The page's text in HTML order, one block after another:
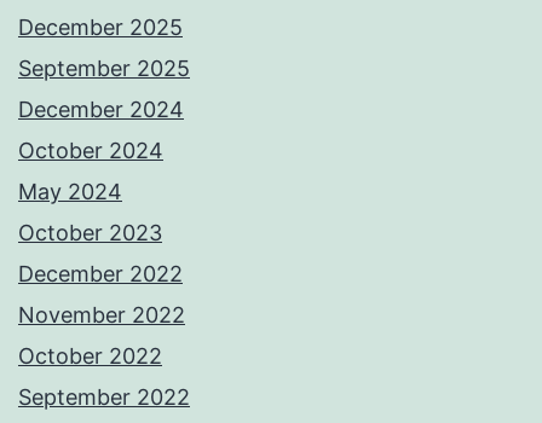
December 2025
September 2025
December 2024
October 2024
May 2024
October 2023
December 2022
November 2022
October 2022
September 2022